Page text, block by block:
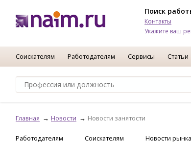
Поиск
Контакты
Укажите ваш
Соискателям Работодателям Сервисы Статьи
Главная Новости Новости занятости
Работодателям Соискателям Новости рынка